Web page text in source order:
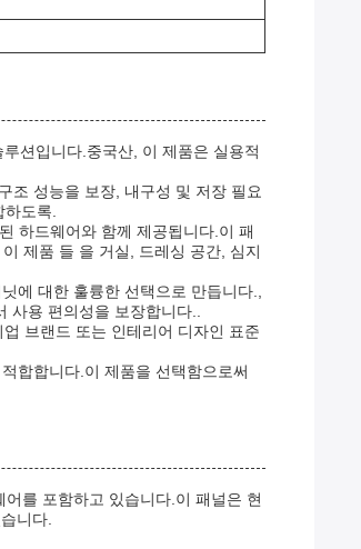
션입니다.중국산, 이 제품은 실용적
조 성능을 보장, 내구성 및 저장 필요
하도록.
하드웨어와 함께 제공됩니다.이 패
제품 들 을 거실, 드레싱 공간, 심지
에 대한 훌륭한 선택으로 만듭니다.,
사용 편의성을 보장합니다..
브랜드 또는 인테리어 디자인 표준
합합니다.이 제품을 선택함으로써
를 포함하고 있습니다.이 패널은 현
니다.